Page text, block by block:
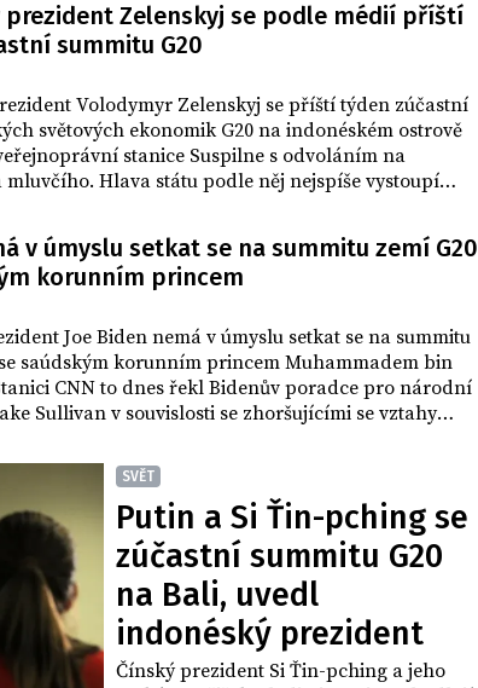
prezident Zelenskyj se podle médií příští
summitu G20
Volodymyr Zelenskyj se příští týden zúčastní
světových ekonomik G20 na indonéském ostrově
stanice Suspilne s odvoláním na
Hlava státu podle něj nejspíše vystoupí
účast pouze v případě, že na schůzce nebude přítomen
Vladimir Putin.
v úmyslu setkat se na summitu zemí G20
korunním princem
Joe Biden nemá v úmyslu setkat se na summitu
saúdským korunním princem Muhammadem bin
CNN to dnes řekl Bidenův poradce pro národní
Sullivan v souvislosti se zhoršujícími se vztahy
SVĚT
Putin a Si Ťin-pching se
zúčastní summitu G20
na Bali, uvedl
indonéský prezident
Čínský prezident Si Ťin-pching a jeho